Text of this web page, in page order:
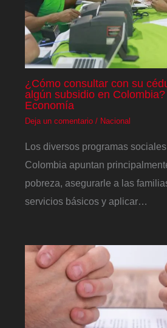
¿Cómo consultar con su
algún subsidio en
Economía
Deja un comentario / Nacional
Los diversos programas
Colombia apuntan
pobreza, asegurarle a las
servicios básicos y aplicar…